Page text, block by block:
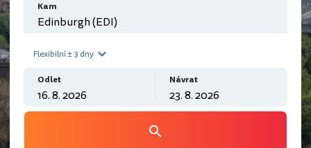
Kam
Flexibilní ± 3 dny
Odlet Návrat